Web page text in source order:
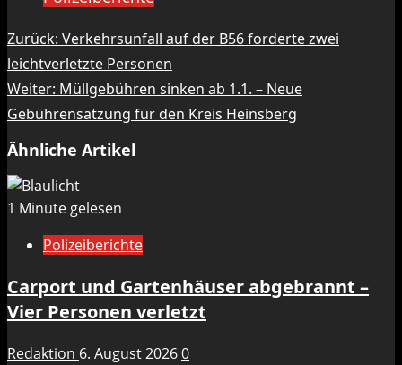
Beitragsnavigation
Zurück: Verkehrsunfall auf der B56 forderte zwei
leichtverletzte Personen
Weiter: Müllgebühren sinken ab 1.1. – Neue
Gebührensatzung für den Kreis Heinsberg
Ähnliche Artikel
1 Minute gelesen
Polizeiberichte
Carport und Gartenhäuser abgebrannt –
Vier Personen verletzt
Redaktion 6. August 20260